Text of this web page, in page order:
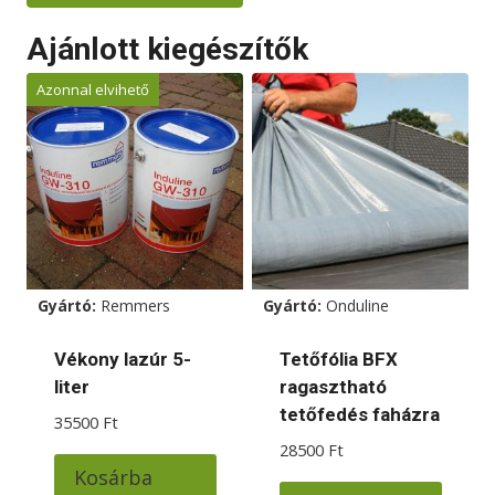
Ajánlott kiegészítők
Azonnal elvihető
Gyártó: Remmers
Vékony lazúr 5-
liter
35500 Ft
Kosárba
Gyártó: Onduline
Tetőfólia BFX
ragasztható
tetőfedés faházra
28500 Ft